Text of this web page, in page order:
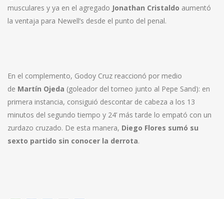
musculares y ya en el agregado Jonathan Cristaldo aumentó
la ventaja para Newell’s desde el punto del penal.
En el complemento, Godoy Cruz reaccionó por medio
de Martín Ojeda (goleador del torneo junto al Pepe Sand): en
primera instancia, consiguió descontar de cabeza a los 13
minutos del segundo tiempo y 24’ más tarde lo empató con un
zurdazo cruzado. De esta manera, Diego Flores sumó su
sexto partido sin conocer la derrota.